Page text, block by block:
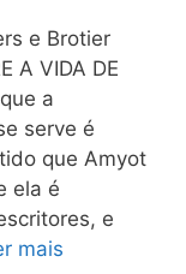
e Brotier
A VIDA DE
a
serve é
que Amyot
ela é
e
mais